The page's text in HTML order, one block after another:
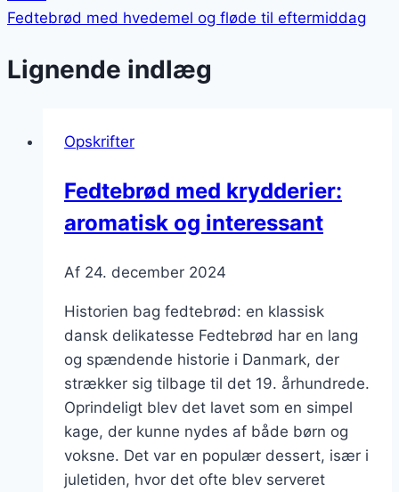
Fedtebrød med hvedemel og fløde til eftermiddag
Lignende indlæg
Opskrifter
Fedtebrød med krydderier:
aromatisk og interessant
Af 24. december 2024
Historien bag fedtebrød: en klassisk
dansk delikatesse Fedtebrød har en lang
og spændende historie i Danmark, der
strækker sig tilbage til det 19. århundrede.
Oprindeligt blev det lavet som en simpel
kage, der kunne nydes af både børn og
voksne. Det var en populær dessert, især i
juletiden, hvor det ofte blev serveret